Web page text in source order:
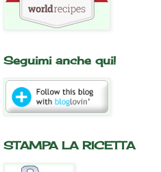
Seguimi anche qui!
STAMPA LA RICETTA